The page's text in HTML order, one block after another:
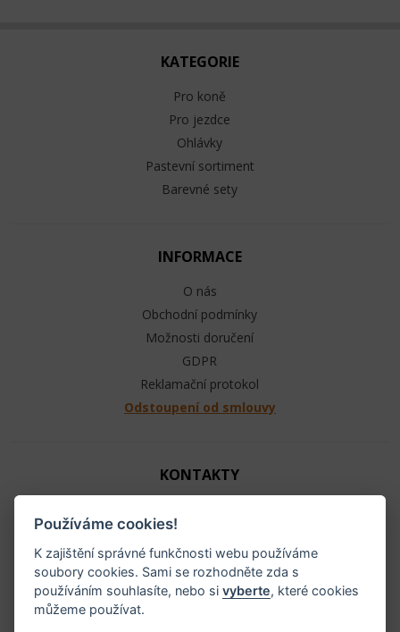
KATEGORIE
Pro koně
Pro jezdce
Ohlávky
Pastevní sortiment
Barevné sety
INFORMACE
O nás
Obchodní podmínky
Možnosti doručení
GDPR
Reklamační protokol
Odstoupení od smlouvy
KONTAKTY
+420 603 104 880
info@raj-ohlavek.cz
IČ: 61655066, DIČ: CZ 740601140
Používáme cookies!
K zajištění správné funkčnosti webu používáme
soubory cookies. Sami se rozhodněte zda s
používáním souhlasíte, nebo sivyberte, které cookies
můžeme používat.